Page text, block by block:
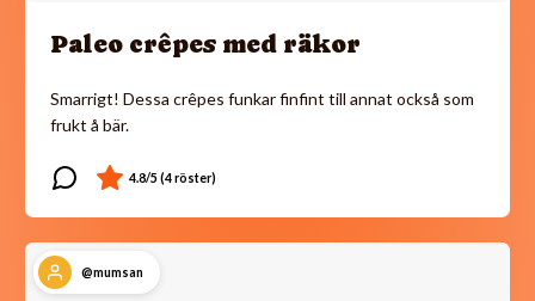
Paleo crêpes med räkor
Smarrigt! Dessa crêpes funkar finfint till annat också som
frukt å bär.
@mumsan